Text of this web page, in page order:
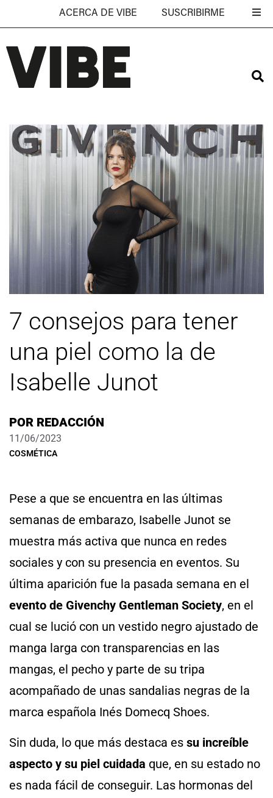
ACERCA DE VIBE SUSCRIBIRME
7 consejos para tener
una piel como la de
Isabelle Junot
POR REDACCIÓN
11/06/2023
COSMÉTICA
Pese a que se encuentra en las últimas
semanas de embarazo, Isabelle Junot se
muestra más activa que nunca en redes
sociales y con su presencia en eventos. Su
última aparición fue la pasada semana en el
evento de Givenchy Gentleman Society, en el
cual se lució con un vestido negro ajustado de
manga larga con transparencias en las
mangas, el pecho y parte de su tripa
acompañado de unas sandalias negras de la
marca española Inés Domecq Shoes.
Sin duda, lo que más destaca es su increíble
aspecto y su piel cuidada que, en su estado no
es nada fácil de conseguir. Las hormonas del